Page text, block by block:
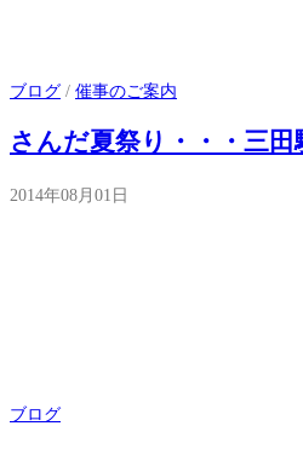
ブログ / 催事のご案内
さんだ夏祭り・・・三田
2014年08月01日
ブログ